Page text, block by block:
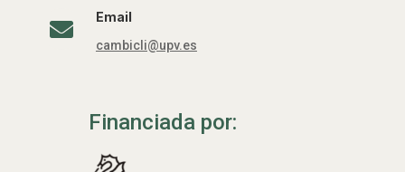

Email
cambicli@upv.es
Financiada por: